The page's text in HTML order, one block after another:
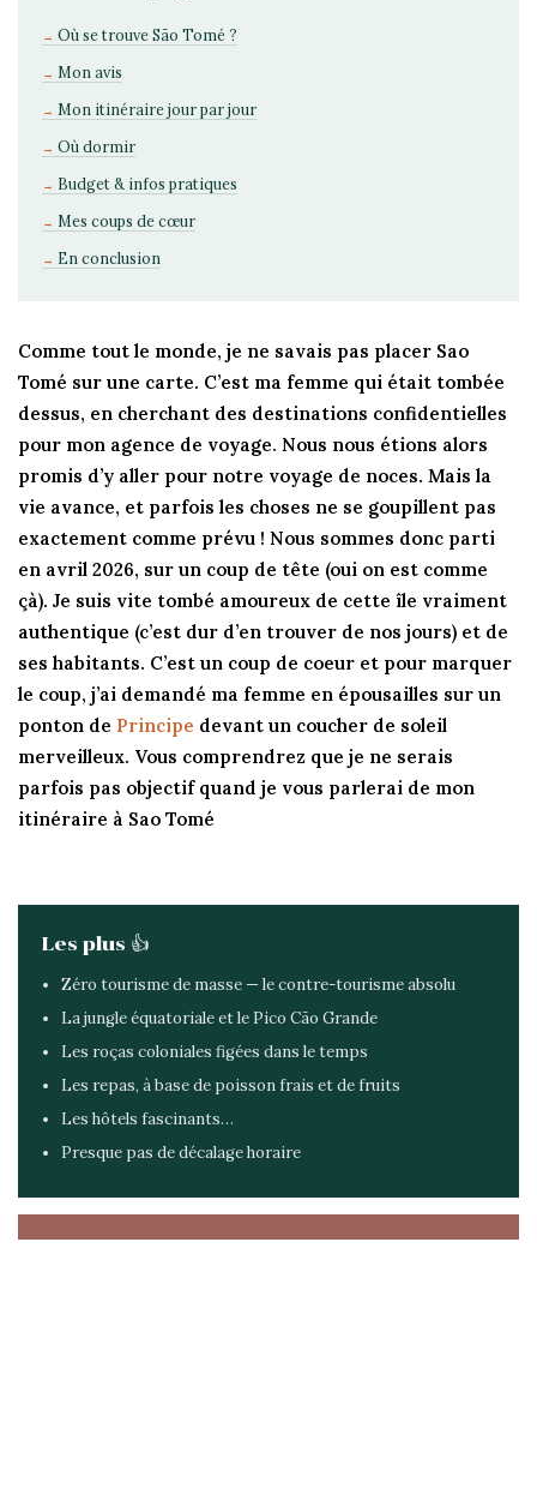
Où se trouve São Tomé ?
Mon avis
Mon itinéraire jour par jour
Où dormir
Budget & infos pratiques
Mes coups de cœur
En conclusion
Comme tout le monde, je ne savais pas placer Sao
Tomé sur une carte. C’est ma femme qui était tombée
dessus, en cherchant des destinations confidentielles
pour mon agence de voyage. Nous nous étions alors
promis d’y aller pour notre voyage de noces. Mais la
vie avance, et parfois les choses ne se goupillent pas
exactement comme prévu ! Nous sommes donc parti
en avril 2026, sur un coup de tête (oui on est comme
çà). Je suis vite tombé amoureux de cette île vraiment
authentique (c’est dur d’en trouver de nos jours) et de
ses habitants. C’est un coup de coeur et pour marquer
le coup, j’ai demandé ma femme en épousailles sur un
ponton de Principe devant un coucher de soleil
merveilleux. Vous comprendrez que je ne serais
parfois pas objectif quand je vous parlerai de mon
itinéraire à Sao Tomé
Les plus 👍
Zéro tourisme de masse — le contre-tourisme absolu
La jungle équatoriale et le Pico Cão Grande
Les roças coloniales figées dans le temps
Les repas, à base de poisson frais et de fruits
Les hôtels fascinants…
Presque pas de décalage horaire